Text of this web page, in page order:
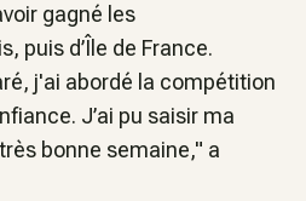
gagné les
puis d’Île de France.
j'ai abordé la compétition
J’ai pu saisir ma
bonne semaine," a